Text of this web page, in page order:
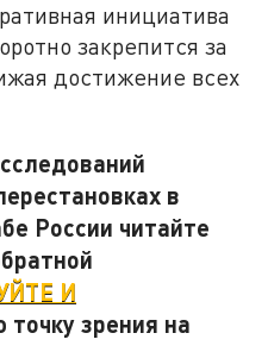
инициатива
закрепится за
достижение всех
в
России читайте
И
точку зрения на